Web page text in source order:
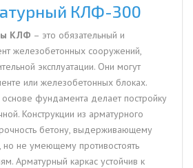
КЛФ-300
КЛФ – это обязательный и
железобетонных сооружений,
эксплуатации. Они могут
или железобетонных блоках.
фундамента делает постройку
Конструкции из арматурного
бетону, выдерживающему
но не умеющему противостоять
Арматурный каркас устойчив к